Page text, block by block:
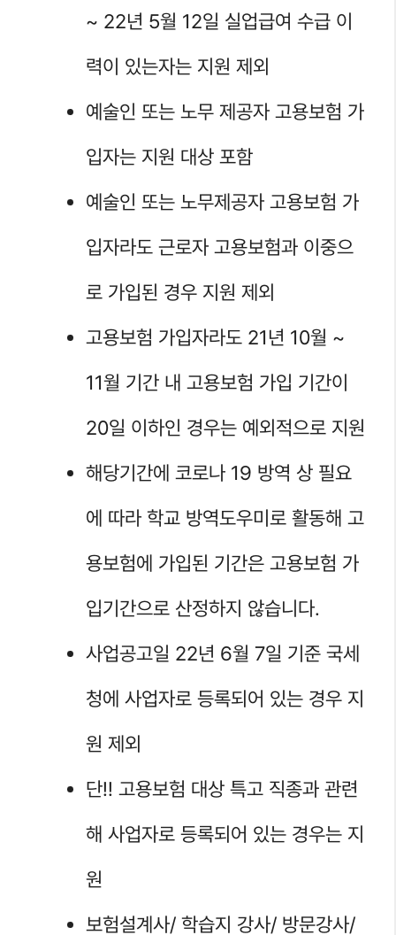
~ 22년 5월 12일 실업급여 수급 이
력이 있는자는 지원 제외
예술인 또는 노무 제공자 고용보험 가
입자는 지원 대상 포함
예술인 또는 노무제공자 고용보험 가
입자라도 근로자 고용보험과 이중으
로 가입된 경우 지원 제외
고용보험 가입자라도 21년 10월 ~
11월 기간 내 고용보험 가입 기간이
20일 이하인 경우는 예외적으로 지원
해당기간에 코로나 19 방역 상 필요
에 따라 학교 방역도우미로 활동해 고
용보험에 가입된 기간은 고용보험 가
입기간으로 산정하지 않습니다.
사업공고일 22년 6월 7일 기준 국세
청에 사업자로 등록되어 있는 경우 지
원 제외
단!! 고용보험 대상 특고 직종과 관련
해 사업자로 등록되어 있는 경우는 지
원
보험설계사/ 학습지 강사/ 방문강사/